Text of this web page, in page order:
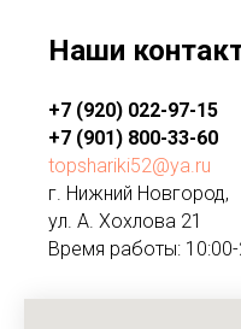
Наши
+7 (920) 022-97-15
+7 (901) 800-33-60
topshariki52@ya.ru
г. Нижний Новгород,
ул. А. Хохлова 21
Время работы: